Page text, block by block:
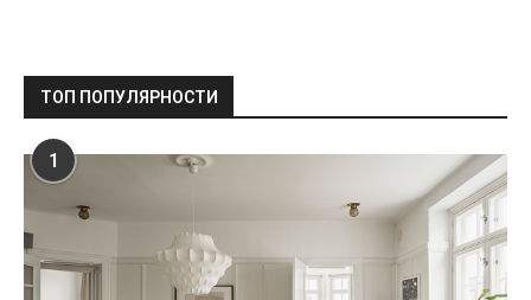
ТОП ПОПУЛЯРНОСТИ
1